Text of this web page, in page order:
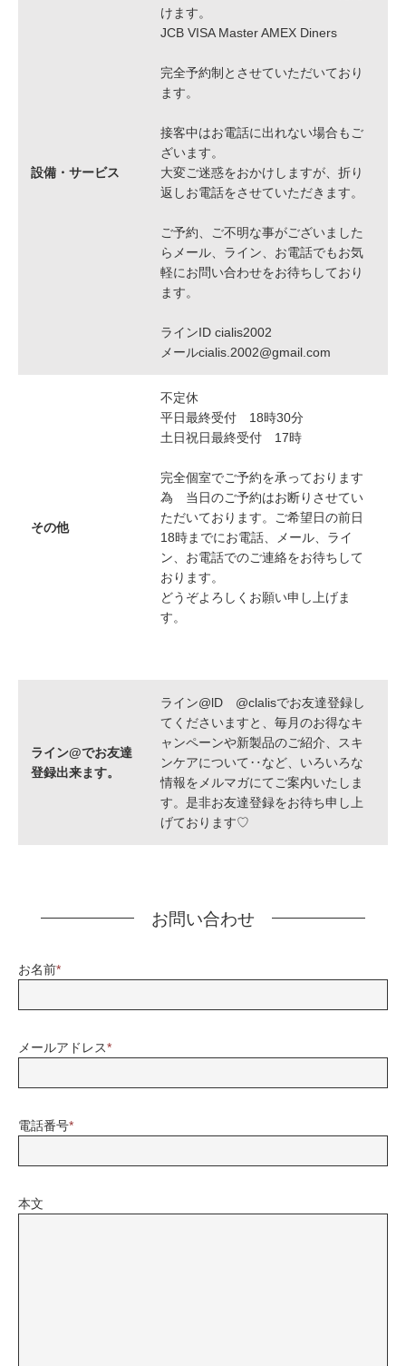
設備・サービス
けます。
JCB VISA Master AMEX Diners
完全予約制とさせていただいており
ます。
接客中はお電話に出れない場合もご
ざいます。
大変ご迷惑をおかけしますが、折り
返しお電話をさせていただきます。
ご予約、ご不明な事がございました
らメール、ライン、お電話でもお気
軽にお問い合わせをお待ちしており
ます。
ラインID cialis2002
メールcialis.2002@gmail.com
その他
不定休
平日最終受付 18時30分
土日祝日最終受付 17時
完全個室でご予約を承っております
為 当日のご予約はお断りさせてい
ただいております。ご希望日の前日
18時までにお電話、メール、ライ
ン、お電話でのご連絡をお待ちして
おります。
どうぞよろしくお願い申し上げま
す。
ライン@でお友達
登録出来ます。
ライン@lD @clalisでお友達登録し
てくださいますと、毎月のお得なキ
ャンペーンや新製品のご紹介、スキ
ンケアについて‥など、いろいろな
情報をメルマガにてご案内いたしま
す。是非お友達登録をお待ち申し上
げております♡
お問い合わせ
お名前*
メールアドレス*
電話番号*
本文